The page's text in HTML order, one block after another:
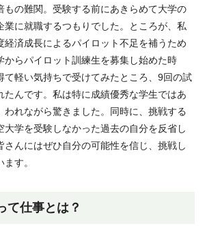
もの難関。受験する前にあきらめて大学の
業に就職するつもりでした。ところが、私
経済成長によるパイロット不足を補うため
からパイロット訓練生を募集し始めた時
て軽い気持ちで受けてみたところ、9回の試
たんです。私は特に成績優秀な学生ではあ
われながら驚きました。同時に、挑戦する
大学を受験しなかった過去の自分を反省し
さんにはぜひ自分の可能性を信じ、挑戦し
す。
て仕事とは？